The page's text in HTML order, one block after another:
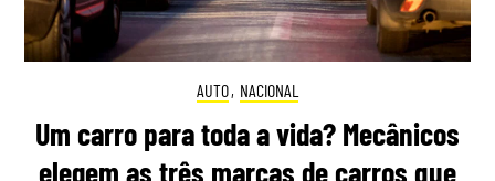
AUTO, NACIONAL
Um carro para toda a vida? Mecânicos
elegem as três marcas de carros que